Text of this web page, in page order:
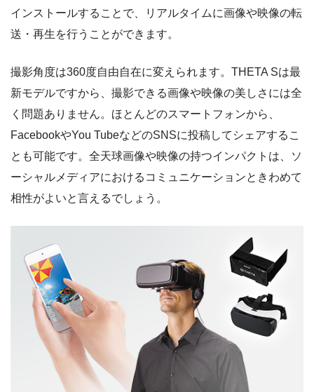
インストールすることで、リアルタイムに画像や映像の転
送・再生を行うことができます。
撮影角度は360度自由自在に変えられます。THETA Sは最
新モデルですから、撮影できる画像や映像の美しさには全
く問題ありません。ほとんどのスマートフォンから、
FacebookやYou TubeなどのSNSに投稿してシェアするこ
とも可能です。全天球画像や映像の持つインパクトは、ソ
ーシャルメディアにおけるコミュニケーションときわめて
相性がよいと言えるでしょう。